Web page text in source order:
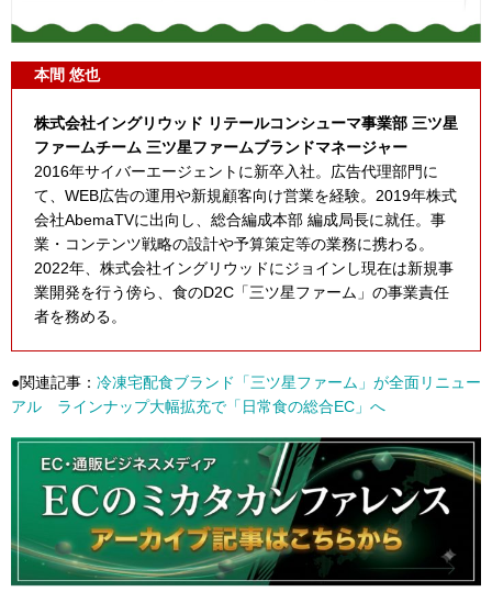
本間 悠也
株式会社イングリウッド リテールコンシューマ事業部 三ツ星
ファームチーム 三ツ星ファームブランドマネージャー
2016年サイバーエージェントに新卒入社。広告代理部門に
て、WEB広告の運用や新規顧客向け営業を経験。2019年株式
会社AbemaTVに出向し、総合編成本部 編成局長に就任。事
業・コンテンツ戦略の設計や予算策定等の業務に携わる。
2022年、株式会社イングリウッドにジョインし現在は新規事
業開発を行う傍ら、食のD2C「三ツ星ファーム」の事業責任
者を務める。
●関連記事： 冷凍宅配食ブランド「三ツ星ファーム」が全面リニュー
アル ラインナップ大幅拡充で「日常食の総合EC」へ